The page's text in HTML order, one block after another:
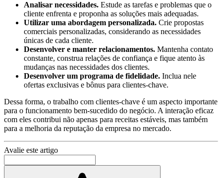
Analisar necessidades. Estude as tarefas e problemas que o
cliente enfrenta e proponha as soluções mais adequadas.
Utilizar uma abordagem personalizada. Crie propostas
comerciais personalizadas, considerando as necessidades
únicas de cada cliente.
Desenvolver e manter relacionamentos. Mantenha contato
constante, construa relações de confiança e fique atento às
mudanças nas necessidades dos clientes.
Desenvolver um programa de fidelidade. Inclua nele
ofertas exclusivas e bônus para clientes-chave.
Dessa forma, o trabalho com clientes-chave é um aspecto importante
para o funcionamento bem-sucedido do negócio. A interação eficaz
com eles contribui não apenas para receitas estáveis, mas também
para a melhoria da reputação da empresa no mercado.
Avalie este artigo